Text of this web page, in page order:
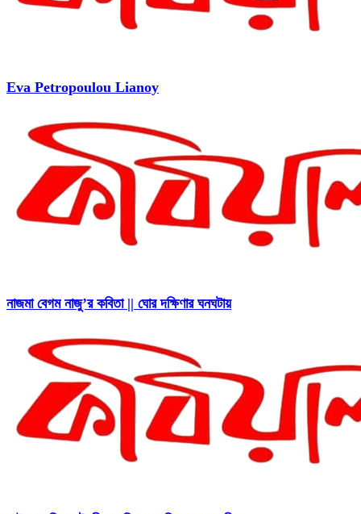
Eva Petropoulou Lianoy
নাজমা বেগম নাজু’র কবিতা || ঘোর দক্ষিণার ঘনঘটায়